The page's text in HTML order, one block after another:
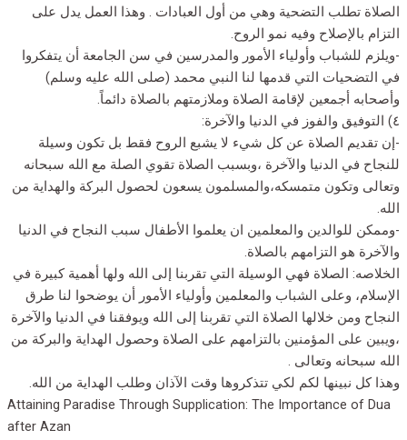
الصلاة تطلب التضحية وهي من أول العبادات . وهذا العمل يدل على
التزام بالإصلاح وفيه نمو الروح.
-ويلزم للشباب وأولياء الأمور والمدرسين في سن الجامعة أن يتفكروا
في التضحيات التي قدمها لنا النبي محمد (صلى الله عليه وسلم)
وأصحابه أجمعين لإقامة الصلاة وملازمتهم بالصلاة دائماً.
٤) التوفيق والفوز في الدنيا والآخرة:
-إن تقديم الصلاة عن كل شيء لا يشبع الروح فقط بل تكون وسيلة
للنجاح في الدنيا والآخرة ،وبسبب الصلاة تقوي الصلة مع الله سبحانه
وتعالى وتكون متمسكه،والمسلمون يسعون لحصول البركة والهداية من
الله.
-وممكن للوالدين والمعلمين ان يعلموا الأطفال سبب النجاح في الدنيا
والآخرة هو التزامهم بالصلاة.
الخلاصه: الصلاة فهي الوسيلة التي تقربنا إلى الله ولها أهمية كبيرة في
الإسلام، وعلى الشباب والمعلمين وأولياء الأمور أن يوضحوا لنا طرق
النجاح ومن خلالها الصلاة التي تقربنا إلى الله ويوفقنا في الدنيا والآخرة
،ويبين على المؤمنين بالتزامهم على الصلاة وحصول الهداية والبركة من
الله سبحانه وتعالى .
وهذا كل نبينها لكم لكي تتذكروها وقت الآذان وطلب الهداية من الله.
Attaining Paradise Through Supplication: The Importance of Dua
after Azan